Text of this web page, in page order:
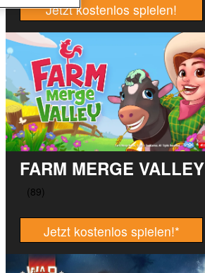
Jetzt kostenlos spielen!
FARM MERGE VALLEY
Jetzt kostenlos spielen!*